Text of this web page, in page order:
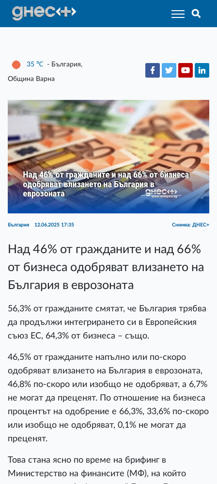
35 ℃ - България,
Община Варна
България 12.06.2025 17:35 Снимка: ДНЕС+
Над 46% от гражданите и над 66%
от бизнеса одобряват влизането на
България в еврозоната
56,3% от гражданите смятат, че България трябва
да продължи интегрирането си в Европейския
съюз ЕС, 64,3% от бизнеса – също.
46,5% от гражданите напълно или по-скоро
одобряват влизането на България в еврозоната,
46,8% по-скоро или изобщо не одобряват, а 6,7%
не могат да преценят. По отношение на бизнеса
процентът на одобрение е 66,3%, 33,6% по-скоро
или изобщо не одобряват, 0,1% не могат да
преценят.
Това стана ясно по време на брифинг в
Министерство на финансите (МФ), на който